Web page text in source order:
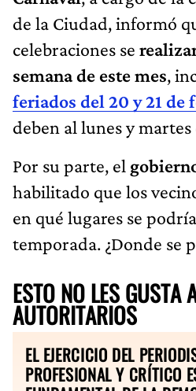
de la Ciudad, informó
celebraciones se
semana de este mes,
feriados del 20 y 21 de
deben al lunes y
Por su parte, el
habilitado que los
en qué lugares se
temporada. ¿Donde se
ESTO NO LES GUSTA
AUTORITARIOS
EL EJERCICIO DEL
PROFESIONAL Y CRÍTICO